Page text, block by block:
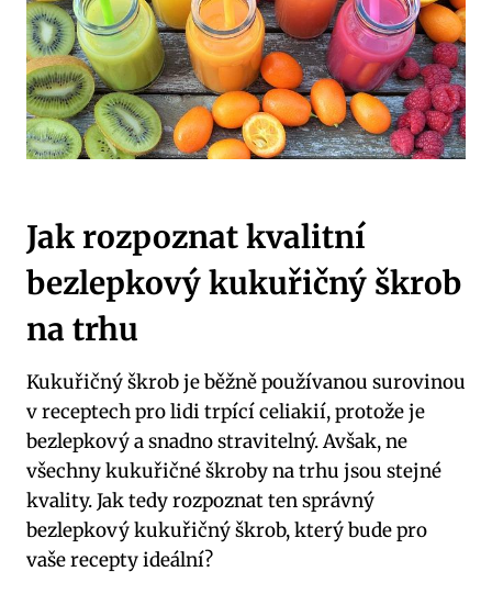
Jak rozpoznat kvalitní
bezlepkový kukuřičný škrob
na trhu
Kukuřičný škrob je běžně používanou surovinou
v receptech pro lidi trpící celiakií, protože je
bezlepkový a snadno stravitelný. Avšak, ne
všechny kukuřičné škroby na trhu jsou stejné
kvality. Jak tedy rozpoznat ten správný
bezlepkový kukuřičný škrob, který bude pro
vaše recepty ideální?